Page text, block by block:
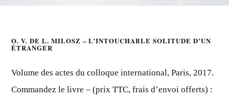
O. V. DE L. MILOSZ – L’INTOUCHABLE SOLITUDE D’UN
ÉTRANGER
Volume des actes du colloque international, Paris, 2017.
Commandez le livre – (prix TTC, frais d’envoi offerts) :